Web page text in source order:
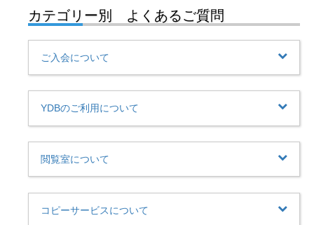
カテゴリー別 よくあるご質問
ご入会について
YDBのご利用について
閲覧室について
コピーサービスについて